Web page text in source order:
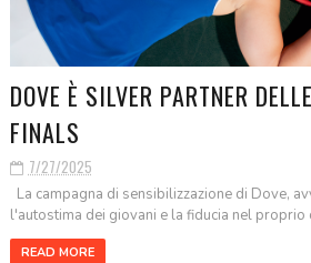
DOVE È SILVER PARTNER
FINALS
7/27/2025
La campagna di sensibilizzazione di Dove,
l'autostima dei giovani e la fiducia nel
READ MORE